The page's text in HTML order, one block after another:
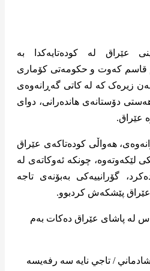
شانشینی عێراق لە کودەتایەکدا بە
قاسم کەوت و حکومەتی کۆماری
زیرەک کە لە کاتی گەڕانەوەی
دۆستانەی هاندەرانی، دوای
عێراق.
هەواڵی کودەتاکەی عێراق
لێکەوتەوە، چونکە ئەوکاتەی لە
گۆرانییەکی بەبۆنەی تاجە
پێشکەش کردبوو.
لە پاشای عێراق دەکات بەم
/ تاجي نايه سه رفه‌يسه